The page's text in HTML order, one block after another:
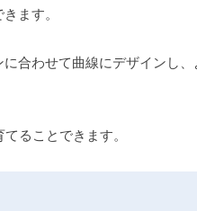
ます。
合わせて曲線にデザインし
ることできます。